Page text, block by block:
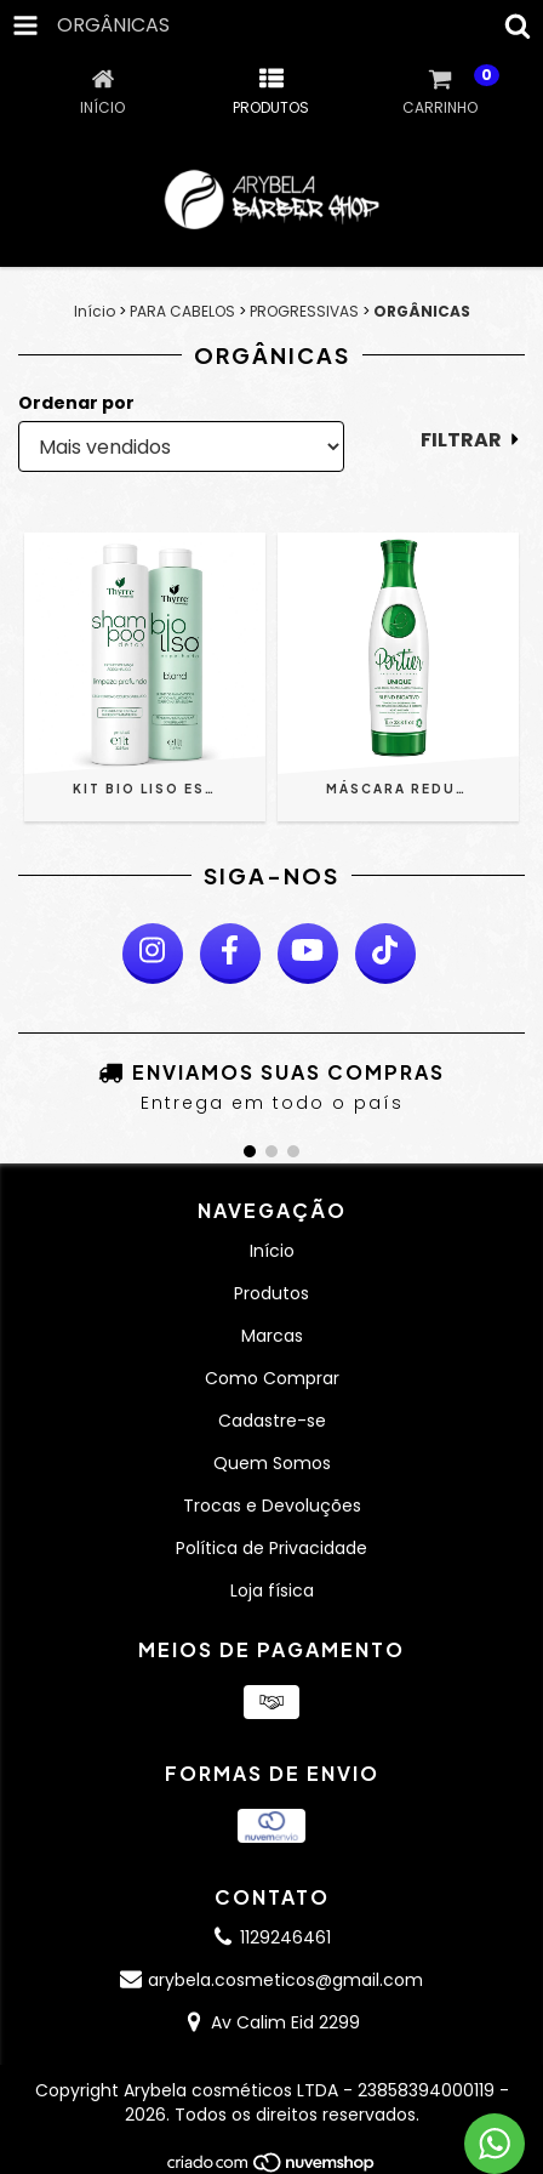
ORGÂNICAS
INÍCIO PRODUTOS CARRINHO
0
Início > PARA CABELOS > PROGRESSIVAS > ORGÂNICAS
ORGÂNICAS
Ordenar por
FILTRAR
KIT BIO LISO ESPELHADO BLOND 2 X 1L - THYRRE MÁSCARA REDUTORA DE VOLUME UNIQUE 1L - PORTIER
SIGA-NOS
ENVIAMOS SUAS COMPRAS
Entrega em todo o país
NAVEGAÇÃO
Início
Produtos
Marcas
Como Comprar
Cadastre-se
Quem Somos
Trocas e Devoluções
Política de Privacidade
Loja física
MEIOS DE PAGAMENTO
FORMAS DE ENVIO
CONTATO
1129246461
arybela.cosmeticos@gmail.com
Av Calim Eid 2299
Copyright Arybela cosméticos LTDA - 23858394000119 -
2026. Todos os direitos reservados.